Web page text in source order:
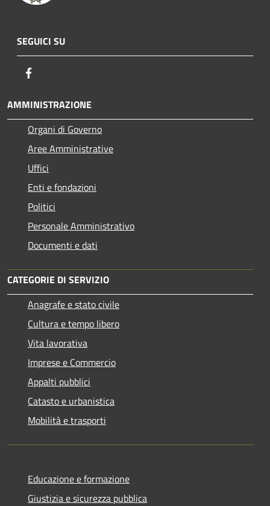
SEGUICI SU
AMMINISTRAZIONE
Organi di Governo
Aree Amministrative
Uffici
Enti e fondazioni
Politici
Personale Amministrativo
Documenti e dati
CATEGORIE DI SERVIZIO
Anagrafe e stato civile
Cultura e tempo libero
Vita lavorativa
Imprese e Commercio
Appalti pubblici
Catasto e urbanistica
Mobilità e trasporti
Educazione e formazione
Giustizia e sicurezza pubblica